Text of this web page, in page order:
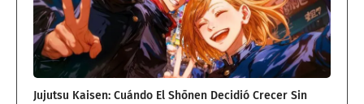
Jujutsu Kaisen: Cuándo El Shōnen Decidió Crecer Sin